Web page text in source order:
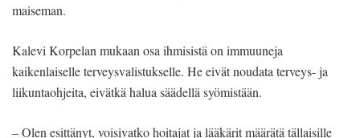
maiseman.
Kalevi Korpelan mukaan osa ihmisistä on immuuneja
kaikenlaiselle terveysvalistukselle. He eivät noudata terveys- ja
liikuntaohjeita, eivätkä halua säädellä syömistään.
– Olen esittänyt, voisivatko hoitajat ja lääkärit määrätä tällaisille